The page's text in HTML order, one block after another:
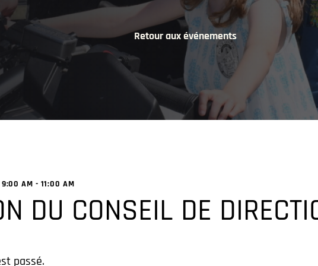
Retour aux événements
9:00 AM - 11:00 AM
DU CONSEIL DE
passé.